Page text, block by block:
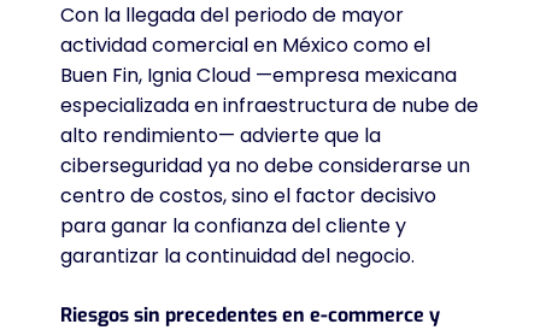
Con la llegada del periodo de mayor
actividad comercial en México como el
Buen Fin, Ignia Cloud —empresa mexicana
especializada en infraestructura de nube de
alto rendimiento— advierte que la
ciberseguridad ya no debe considerarse un
centro de costos, sino el factor decisivo
para ganar la confianza del cliente y
garantizar la continuidad del negocio.
Riesgos sin precedentes en e-commerce y